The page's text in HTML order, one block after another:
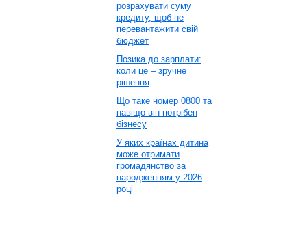
розрахувати суму
кредиту, щоб не
перевантажити свій
бюджет
Позика до зарплати:
коли це – зручне
рішення
Що таке номер 0800 та
навіщо він потрібен
бізнесу
У яких країнах дитина
може отримати
громадянство за
народженням у 2026
році